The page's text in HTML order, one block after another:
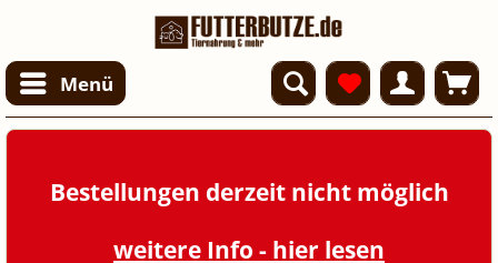
Menü
Bestellungen derzeit nicht möglich
weitere Info - hier lesen